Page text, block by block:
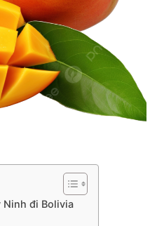
Ninh đi Bolivia